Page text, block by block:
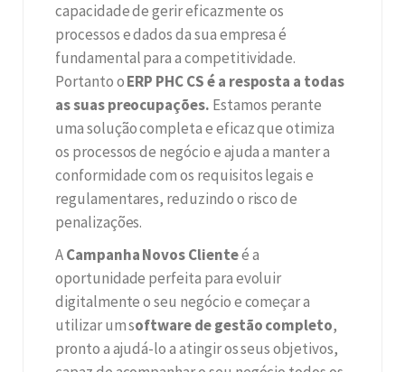
capacidade de gerir eficazmente os
processos e dados da sua empresa é
fundamental para a competitividade.
Portanto oERP PHC CS é a resposta a todas
as suas preocupações. Estamos perante
uma solução completa e eficaz que otimiza
os processos de negócio e ajuda a manter a
conformidade com os requisitos legais e
regulamentares, reduzindo o risco de
penalizações.
ACampanha Novos Clienteé a
oportunidade perfeita para evoluir
digitalmente o seu negócio e começar a
utilizar um software de gestão completo,
pronto a ajudá-lo a atingir os seus objetivos,